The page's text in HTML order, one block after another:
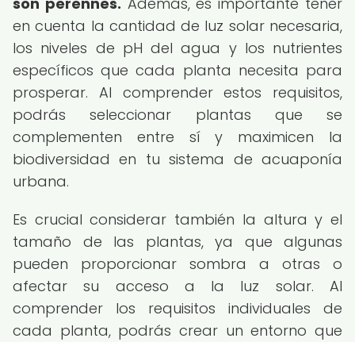
en cuenta la cantidad de luz solar necesaria,
los niveles de pH del agua y los nutrientes
específicos que cada planta necesita para
prosperar. Al comprender estos requisitos,
podrás seleccionar plantas que se
complementen entre sí y maximicen la
biodiversidad en tu sistema de acuaponía
urbana.
Es crucial considerar también la altura y el
tamaño de las plantas, ya que algunas
pueden proporcionar sombra a otras o
afectar su acceso a la luz solar. Al
comprender los requisitos individuales de
cada planta, podrás crear un entorno que